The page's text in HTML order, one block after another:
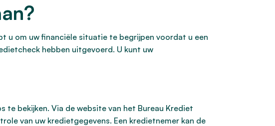
u om uw financiële situatie te begrijpen voordat u een
hebben uitgevoerd. U kunt uw
bekijken. Via de website van het Bureau Krediet
van uw kredietgegevens. Een kredietnemer kan de